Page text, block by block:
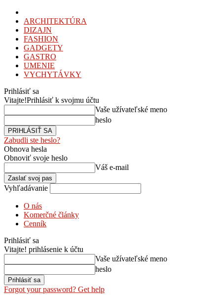
ARCHITEKTÚRA
DIZAJN
FASHION
GADGETY
GASTRO
UMENIE
VYCHYTÁVKY
Prihlásiť sa
Vitajte!Prihlásiť k svojmu účtu
Vaše užívateľské meno
heslo
Zabudli ste heslo?
Obnova hesla
Obnoviť svoje heslo
Váš e-mail
Vyhľadávanie
O nás
Komerčné články
Cenník
Prihlásiť sa
Vitajte! prihlásenie k účtu
Vaše užívateľské meno
heslo
Forgot your password? Get help